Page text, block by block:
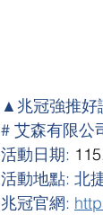
▲兆冠強推好
# 艾森有限公
活動日期:
活動地點: 北
兆冠官網: